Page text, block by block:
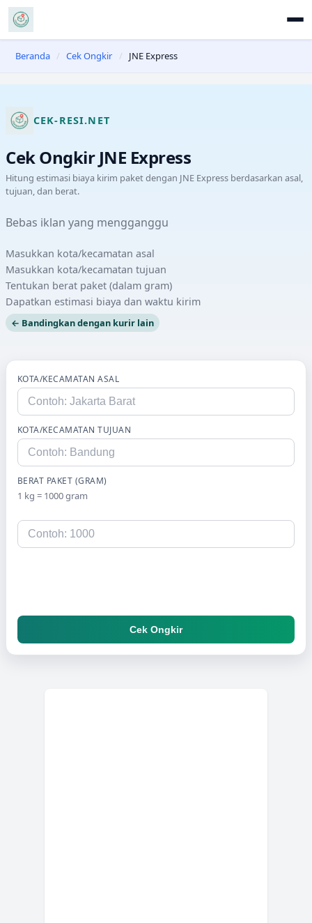
Beranda / Cek Ongkir / JNE Express
CEK-RESI.NET
Cek Ongkir JNE Express
Hitung estimasi biaya kirim paket dengan JNE Express berdasarkan asal,
tujuan, dan berat.
Bebas iklan yang mengganggu
Masukkan kota/kecamatan asal
Masukkan kota/kecamatan tujuan
Tentukan berat paket (dalam gram)
Dapatkan estimasi biaya dan waktu kirim
← Bandingkan dengan kurir lain
KOTA/KECAMATAN ASAL
KOTA/KECAMATAN TUJUAN
BERAT PAKET (GRAM)
1 kg = 1000 gram
Cek Ongkir